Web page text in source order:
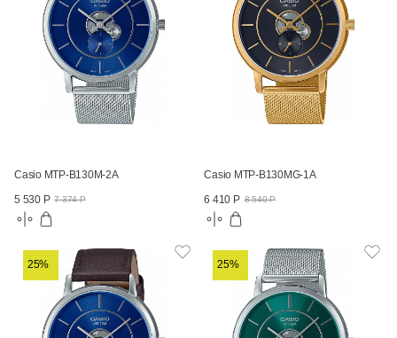
Casio MTP-B130M-2A
5 530 Р 7 374 Р
Casio MTP-B130MG-1A
6 410 Р 8 540 Р
25% 25%